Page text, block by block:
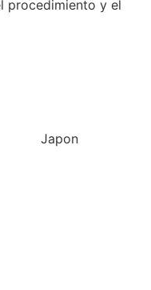
procedimiento y el
Japon